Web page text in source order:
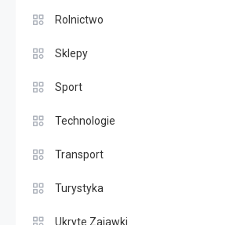
Rolnictwo
Sklepy
Sport
Technologie
Transport
Turystyka
Ukryte Zajawki